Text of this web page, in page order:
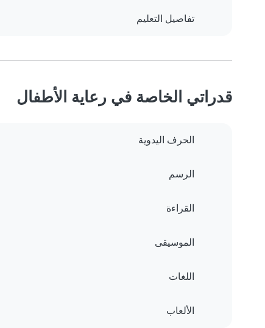
تفاصيل التعليم
قدراتي الخاصة في رعاية الأطفال
الحرف اليدوية
الرسم
القراءة
الموسيقى
اللغات
الألعاب